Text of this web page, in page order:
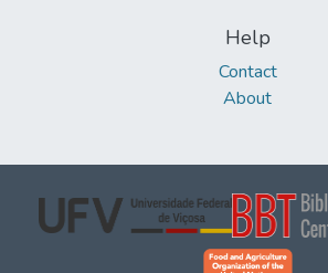
Help
Contact
About